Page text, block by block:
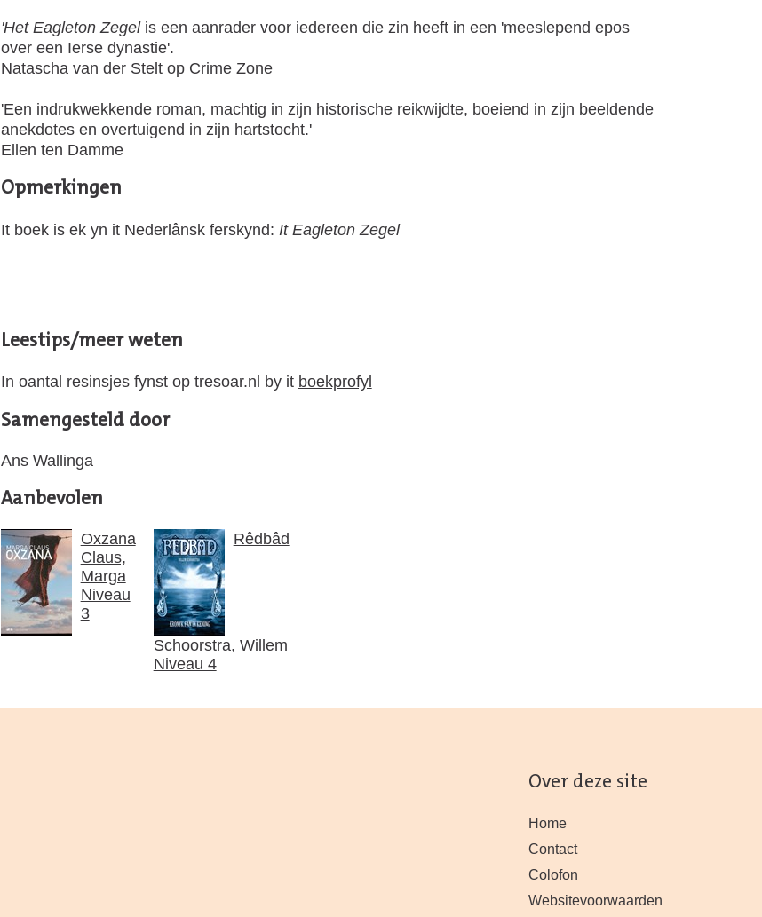
'Het Eagleton Zegelis een aanrader voor iedereen die zin heeft in een 'meeslepend epos
over een Ierse dynastie'.
Natascha van der Stelt op Crime Zone
'Een indrukwekkende roman, machtig in zijn historische reikwijdte, boeiend in zijn beeldende
anekdotes en overtuigend in zijn hartstocht.'
Ellen ten Damme
Opmerkingen
It boek is ek yn it Nederlânsk ferskynd: It Eagleton Zegel
Leestips/meer weten
In oantal resinsjes fynst op tresoar.nl by it boekprofyl
Samengesteld door
Ans Wallinga
Aanbevolen
Oxzana
Claus,
Marga
Niveau
3
Rêdbâd
Schoorstra, Willem
Niveau 4
Over deze site
Home
Contact
Colofon
Websitevoorwaarden